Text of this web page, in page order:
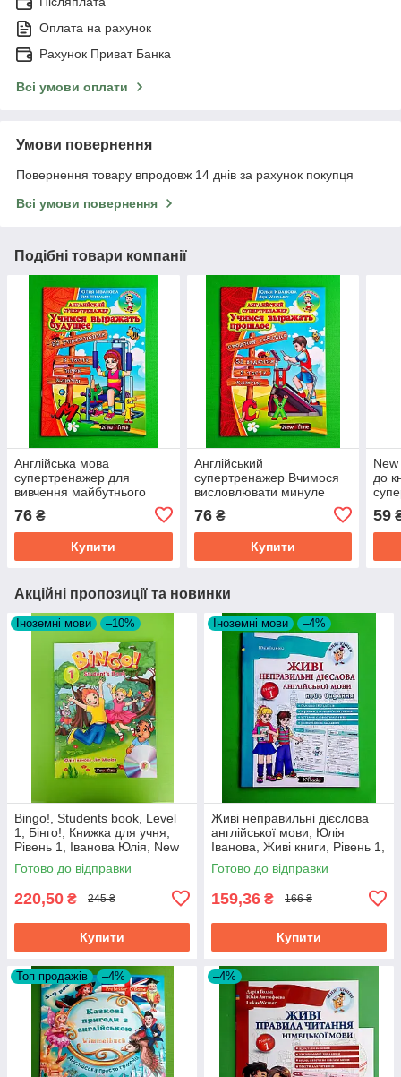
Оплата на рахунок
Рахунок Приват Банка
Всі умови оплати
Умови повернення
Повернення товару впродовж 14 днів за рахунок покупця
Всі умови повернення
Подібні товари компанії
Англійська мова
супертренажер для
вивчення майбутнього
76 ₴
Купити
Англійський
супертренажер Вчимося
висловлювати минуле
76₴
Купити
New
до
59
Акційні пропозиції та новинки
Іноземні мови –10%
Bingo!, Students book, Level
1, Бінго!, Книжка для учня,
Рівень 1, Іванова Юлія, New
Time
Готово до відправки
220,50 ₴ 245 ₴
Купити
Іноземні мови –4%
Живі неправильні дієслова
англійської мови, Юлія
Іванова, Живі книги, Рівень 1,
(+CD), New Time
Готово до відправки
159,36 ₴ 166 ₴
Купити
Топ продажів –4% –4%